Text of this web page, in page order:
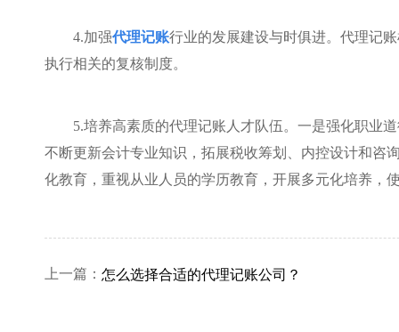
4.加强代理记账行业的发展建设与时俱进。代理记
执行相关的复核制度。
5.培养高素质的代理记账人才队伍。一是强化职业
不断更新会计专业知识，拓展税收筹划、内控设计和咨
化教育，重视从业人员的学历教育，开展多元化培养，
上一篇： 怎么选择合适的代理记账公司？